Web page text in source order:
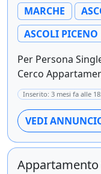
MARCHE
ASCOLI PICENO
Per Persona
Cerco
Inserito: 3 mesi fa alle
VEDI